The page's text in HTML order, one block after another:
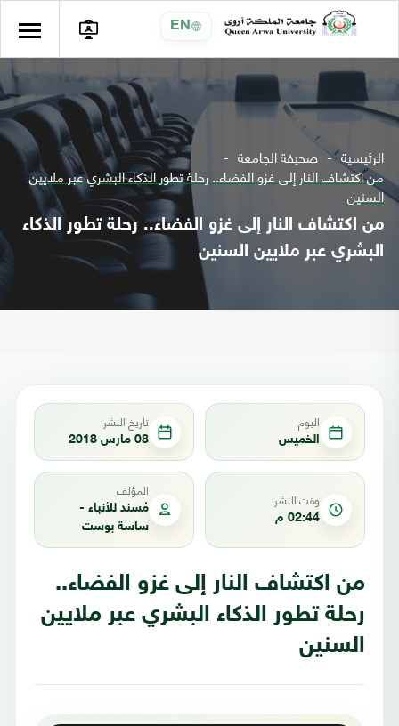
EN
الرئيسية صحيفة الجامعة
من اكتشاف النار إلى غزو الفضاء.. رحلة تطور الذكاء البشري عبر ملايين
السنين
من اكتشاف النار إلى غزو الفضاء.. رحلة تطور الذكاء
البشري عبر ملايين السنين
اليوم
الخميس
تاريخ النشر
08 مارس 2018
وقت النشر
02:44 م
المؤلف
مُسند للأنباء -
ساسة بوست
من اكتشاف النار إلى غزو الفضاء..
رحلة تطور الذكاء البشري عبر ملايين
السنين